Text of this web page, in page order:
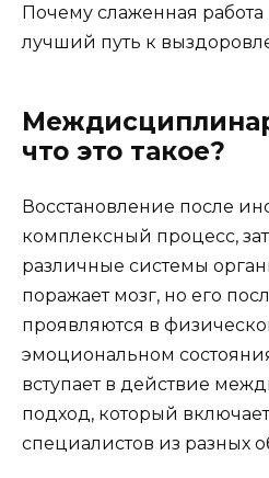
Почему слаженная
лучший путь к
что это такое?
Восстановление после
комплексный процесс,
различные системы
поражает мозг, но его
проявляются в
эмоциональном
вступает в действие
подход, который
специалистов из разных